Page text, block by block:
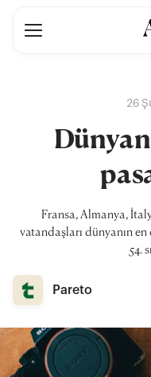
26
Fransa, Almanya,
vatandaşları dünyanın
54.
Pareto